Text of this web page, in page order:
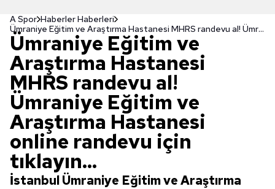
A Spor Haberler Haberleri
Ümraniye Eğitim ve Araştırma Hastanesi MHRS randevu al! Ümraniye Eğitim ve Araştırma Hastanesi online randevu için tıklayın...
Ümraniye Eğitim ve
Araştırma Hastanesi
MHRS randevu al!
Ümraniye Eğitim ve
Araştırma Hastanesi
online randevu için
tıklayın...
İstanbul Ümraniye Eğitim ve Araştırma